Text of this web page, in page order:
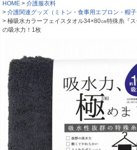
HOME
介護服衣料
介護関連グッズ（ミトン・食事用エプロン・帽子
極吸水カラーフェイスタオル34×80㎝特殊糸『
の吸水力！1枚